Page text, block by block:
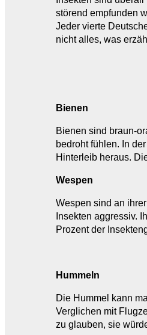
störend empfunden
Jeder vierte
nicht alles, was
Bienen
Bienen sind braun-
bedroht fühlen. In
Hinterleib heraus.
Wespen
Wespen sind an
Insekten aggressiv.
Prozent der
Hummeln
Die Hummel kann
Verglichen mit
zu glauben, sie